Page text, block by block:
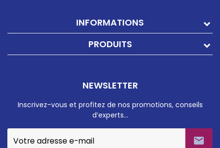
INFORMATIONS
PRODUITS
NEWSLETTER
Inscrivez-vous et profitez de nos promotions, conseils
d’experts…
